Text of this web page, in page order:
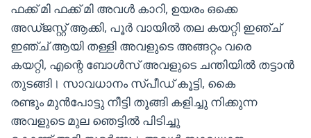
ഫക്ക് മി ഫക്ക് മി അവൾ കാറി, ഉയരം ഒക്കെ
അഡ്ജസ്റ്റ് ആക്കി, പൂർ വായിൽ തല കയറ്റി ഇഞ്ച്
ഇഞ്ച് ആയി തള്ളി അവളുടെ അങ്ങറ്റം വരെ
കയറ്റി, എന്റെ ബോൾസ് അവളുടെ ചന്തിയിൽ തട്ടാൻ
തുടങ്ങി। സാവധാനം സ്പീഡ് കൂട്ടി, കൈ
രണ്ടും മുൻപോട്ടു നീട്ടി തൂങ്ങി കളിച്ചു നിക്കുന്ന
അവളുടെ മുല ഞെട്ടിൽ പിടിച്ചു